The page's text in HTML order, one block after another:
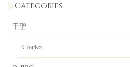
Categories
千聖
Crack6